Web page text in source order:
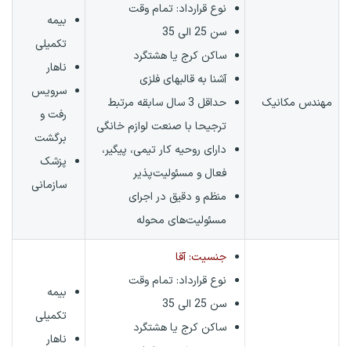
مهندس مکانیک
نوع قرارداد: تمام وقت
سن 25 الی 35
ساکن کرج یا هشتگرد
آشنا به قالبهای فلزی
حداقل 3 سال سابقه مرتبط
ترجیحا با صنعت لوازم خانگی
دارای روحیه کار تیمی، پیگیر،
فعال و مسئولیت‌پذیر
منظم و دقیق در اجرای
مسئولیت‌های محوله
بیمه
تکمیلی
ناهار
سرویس
رفت و
برگشت
پزشک
سازمانی
جنسیت: آقا
نوع قرارداد: تمام وقت
سن 25 الی 35
ساکن کرج یا هشتگرد
بیمه
تکمیلی
ناهار